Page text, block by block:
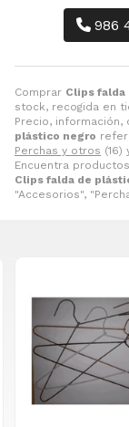
Comprar Clips falda
stock, recogida en
Precio,
plástico negro
Perchas y otros (16)
Encuentra
Clips falda de
"Accesorios",
986